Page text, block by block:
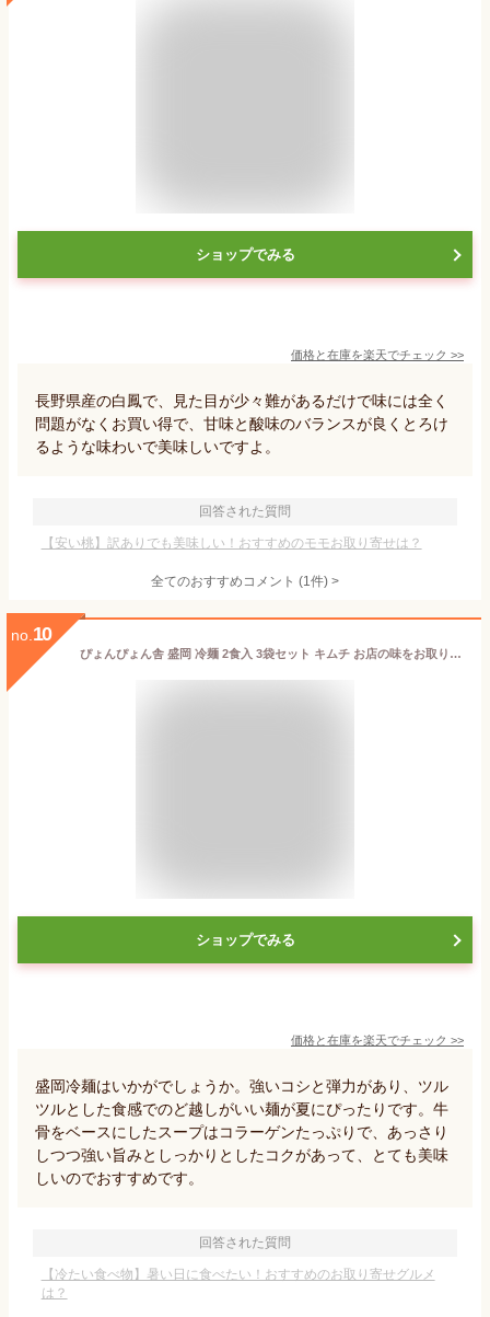
ショップでみる
価格と在庫を楽天でチェック >>
長野県産の白鳳で、見た目が少々難があるだけで味には全く
問題がなくお買い得で、甘味と酸味のバランスが良くとろけ
るような味わいで美味しいですよ。
回答された質問
【安い桃】訳ありでも美味しい！おすすめのモモお取り寄せは？
全てのおすすめコメント (1件) >
no. 10
ぴょんぴょん舎 盛岡 冷麺 2食入 3袋セット キムチ お店の味をお取り寄せ
ショップでみる
価格と在庫を楽天でチェック >>
盛岡冷麺はいかがでしょうか。強いコシと弾力があり、ツル
ツルとした食感でのど越しがいい麺が夏にぴったりです。牛
骨をベースにしたスープはコラーゲンたっぷりで、あっさり
しつつ強い旨みとしっかりとしたコクがあって、とても美味
しいのでおすすめです。
回答された質問
【冷たい食べ物】暑い日に食べたい！おすすめのお取り寄せグルメ
は？